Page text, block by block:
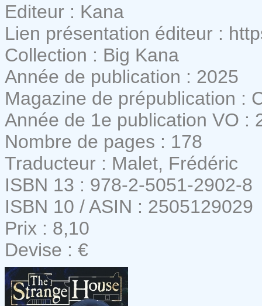
Editeur : Kana
Lien présentation éditeur :
Collection : Big Kana
Année de publication : 2025
Magazine de prépublication :
Année de 1e publication VO :
Nombre de pages : 178
Traducteur : Malet, Frédéric
ISBN 13 : 978-2-5051-2902-8
ISBN 10 / ASIN : 2505129029
Prix : 8,10
Devise : €